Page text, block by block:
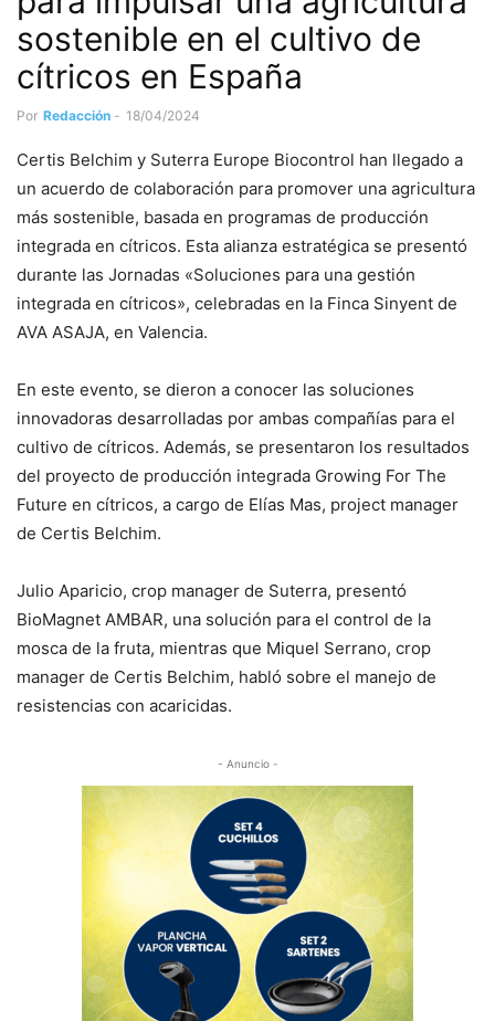
sostenible en el cultivo de
cítricos en España
Por Redacción - 18/04/2024
Certis Belchim y Suterra Europe Biocontrol han llegado a
un acuerdo de colaboración para promover una agricultura
más sostenible, basada en programas de producción
integrada en cítricos. Esta alianza estratégica se presentó
durante las Jornadas «Soluciones para una gestión
integrada en cítricos», celebradas en la Finca Sinyent de
AVA ASAJA, en Valencia.
En este evento, se dieron a conocer las soluciones
innovadoras desarrolladas por ambas compañías para el
cultivo de cítricos. Además, se presentaron los resultados
del proyecto de producción integrada Growing For The
Future en cítricos, a cargo de Elías Mas, project manager
de Certis Belchim.
Julio Aparicio, crop manager de Suterra, presentó
BioMagnet AMBAR, una solución para el control de la
mosca de la fruta, mientras que Miquel Serrano, crop
manager de Certis Belchim, habló sobre el manejo de
resistencias con acaricidas.
- Anuncio -